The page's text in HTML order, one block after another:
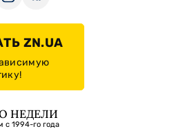
ZN.UA
НЕДЕЛИ
с 1994-го года